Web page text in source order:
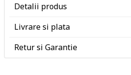
Detalii produs
Livrare si plata
Retur si Garantie